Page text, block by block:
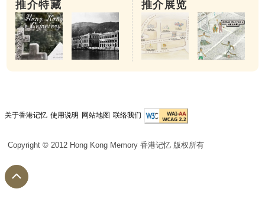
推介特藏 推介展览
关于香港记忆 使用说明 网站地图 联络我们
Copyright © 2012 Hong Kong Memory 香港记忆 版权所有